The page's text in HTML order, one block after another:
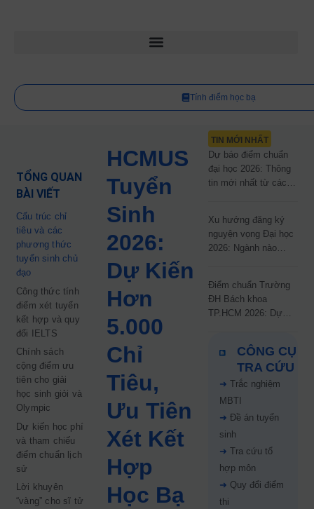
Tính điểm học bạ
TỔNG QUAN
BÀI VIẾT
Cấu trúc chỉ
tiêu và các
phương thức
tuyển sinh chủ
đạo
Công thức tính
điểm xét tuyển
kết hợp và quy
đổi IELTS
Chính sách
cộng điểm ưu
tiên cho giải
học sinh giỏi và
Olympic
Dự kiến học phí
và tham chiếu
điểm chuẩn lịch
sử
Lời khuyên
“vàng” cho sĩ tử
HCMUS
Tuyển
Sinh
2026:
Dự Kiến
Hơn
5.000
Chỉ
Tiêu,
Ưu Tiên
Xét Kết
Hợp
Học Bạ
TIN MỚI NHẤT
Dự báo điểm chuẩn
đại học 2026: Thông
tin mới nhất từ các
Xu hướng đăng ký
nguyện vọng Đại học
2026: Ngành nào
Điểm chuẩn Trường
ĐH Bách khoa
TP.HCM 2026: Dự
67%
CÔNG CỤ
TRA CỨU
➜ Trắc nghiệm
MBTI
➜ Đề án tuyển
sinh
➜ Tra cứu tổ
hợp môn
➜ Quy đổi điểm
thi